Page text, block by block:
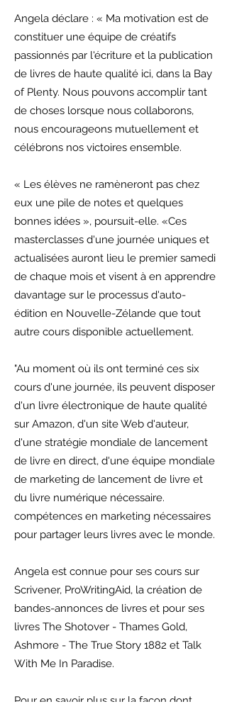
Angela déclare : « Ma motivation est de
constituer une équipe de créatifs
passionnés par l'écriture et la publication
de livres de haute qualité ici, dans la Bay
of Plenty. Nous pouvons accomplir tant
de choses lorsque nous collaborons,
nous encourageons mutuellement et
célébrons nos victoires ensemble.
« Les élèves ne ramèneront pas chez
eux une pile de notes et quelques
bonnes idées », poursuit-elle. «Ces
masterclasses d'une journée uniques et
actualisées auront lieu le premier samedi
de chaque mois et visent à en apprendre
davantage sur le processus d'auto-
édition en Nouvelle-Zélande que tout
autre cours disponible actuellement.
"Au moment où ils ont terminé ces six
cours d'une journée, ils peuvent disposer
d'un livre électronique de haute qualité
sur Amazon, d'un site Web d'auteur,
d'une stratégie mondiale de lancement
de livre en direct, d'une équipe mondiale
de marketing de lancement de livre et
du livre numérique nécessaire.
compétences en marketing nécessaires
pour partager leurs livres avec le monde.
Angela est connue pour ses cours sur
Scrivener, ProWritingAid, la création de
bandes-annonces de livres et pour ses
livres The Shotover - Thames Gold,
Ashmore - The True Story 1882 et Talk
With Me In Paradise.
Pour en savoir plus sur la façon dont